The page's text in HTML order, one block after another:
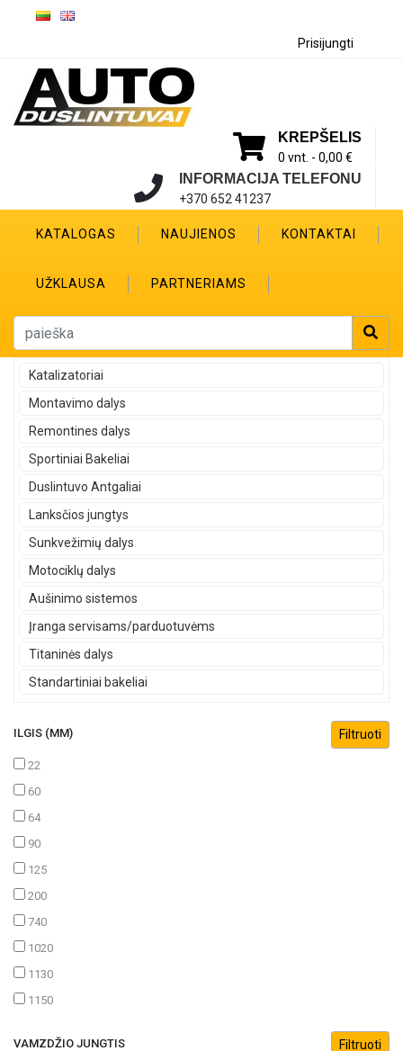
Prisijungti
KREPŠELIS
0 vnt. - 0,00 €
INFORMACIJA TELEFONU
+370 652 41237
KATALOGAS NAUJIENOS KONTAKTAI
UŽKLAUSA PARTNERIAMS
Katalizatoriai
Montavimo dalys
Remontines dalys
Sportiniai Bakeliai
Duslintuvo Antgaliai
Lanksčios jungtys
Sunkvežimių dalys
Motociklų dalys
Aušinimo sistemos
Įranga servisams/parduotuvėms
Titaninės dalys
Standartiniai bakeliai
ILGIS (MM)
22
60
64
90
125
200
740
1020
1130
1150
VAMZDŽIO JUNGTIS